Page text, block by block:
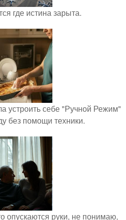
где истина зарыта.
устроить себе "Ручной Режим"
без помощи техники.
опускаются руки, не понимаю,